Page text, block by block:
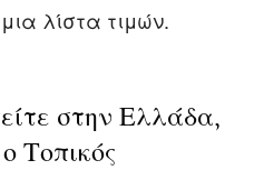
λίστα τιμών.
στην Ελλάδα,
Τοπικός